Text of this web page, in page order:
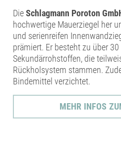
DieSchlagmann Poroton
hochwertige Mauerziegel her
und serienreifen
prämiert. Er besteht zu über
Sekundärrohstoffen, die
Rückholsystem stammen.
Bindemittel verzichtet.
MEHR INFOS